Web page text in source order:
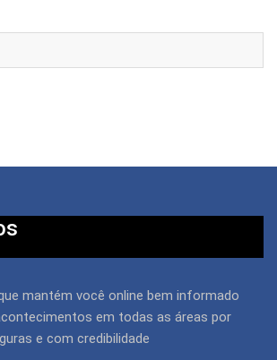
mantém você online bem informado
em todas as áreas por
e com credibilidade